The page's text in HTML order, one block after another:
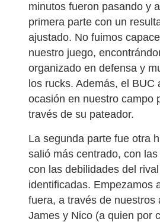
minutos fueron pasando y
primera parte con un
ajustado. No fuimos
nuestro juego,
organizado en defensa y
los rucks. Además, el BUC
ocasión en nuestro campo
través de su pateador.
La segunda parte fue otra
salió más centrado, con
con las debilidades del
identificadas. Empezamos
fuera, a través de nuestros
James y Nico (a quien por